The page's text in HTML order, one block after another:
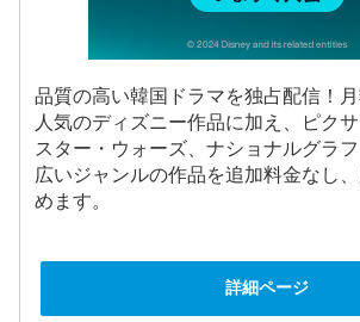
品質の高い韓国ドラマを独占配信！
人気のディズニー作品に加え、ピクサ
スター・ウォーズ、ナショナルグラ
広いジャンルの作品を追加料金なし
めます。
詳細ページ